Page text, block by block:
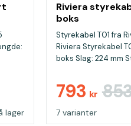
lager
Riviera
boks
Styrekabel T01 fra
Riviera Styrekabel
boks Slag: 224 mm
793 kr
7 varianter